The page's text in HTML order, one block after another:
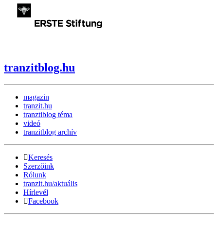
tranzitblog.hu
magazin
tranzit.hu
tranztiblog téma
videó
tranzitblog archív
Keresés
Szerzőink
Rólunk
tranzit.hu/aktuális
Hírlevél
Facebook